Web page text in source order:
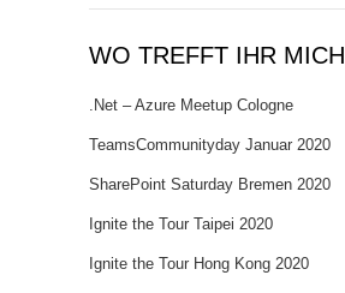
WO TREFFT IHR MICH
.Net – Azure Meetup Cologne
TeamsCommunityday Januar 2020
SharePoint Saturday Bremen 2020
Ignite the Tour Taipei 2020
Ignite the Tour Hong Kong 2020